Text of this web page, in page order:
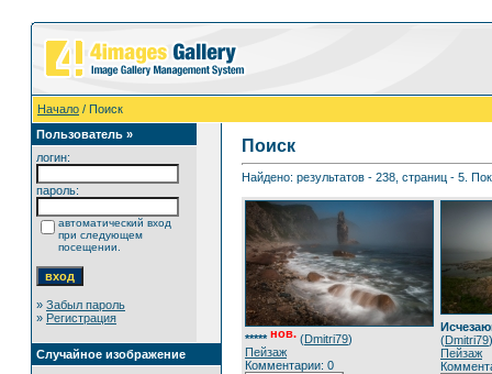
Начало / Поиск
Пользователь »
логин:
пароль:
автоматический вход
при следующем
посещении.
» Забыл пароль
» Регистрация
Случайное изображение
Поиск
Найдено: результатов - 238, страниц - 5.
***** нов. (Dmitri79)
Пейзаж
Комментарии: 0
(Dmitri79)
Пейзаж